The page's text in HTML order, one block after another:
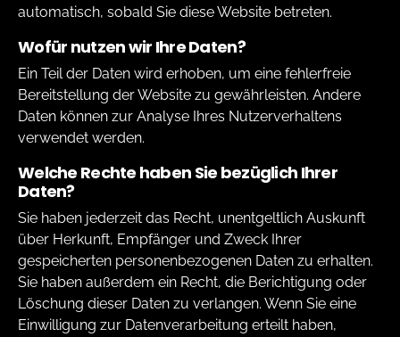
automatisch, sobald Sie diese Website betreten.
Wofür nutzen wir Ihre Daten?
Ein Teil der Daten wird erhoben, um eine fehlerfreie
Bereitstellung der Website zu gewährleisten. Andere
Daten können zur Analyse Ihres Nutzerverhaltens
verwendet werden.
Welche Rechte haben Sie bezüglich Ihrer
Daten?
Sie haben jederzeit das Recht, unentgeltlich Auskunft
über Herkunft, Empfänger und Zweck Ihrer
gespeicherten personenbezogenen Daten zu erhalten.
Sie haben außerdem ein Recht, die Berichtigung oder
Löschung dieser Daten zu verlangen. Wenn Sie eine
Einwilligung zur Datenverarbeitung erteilt haben,